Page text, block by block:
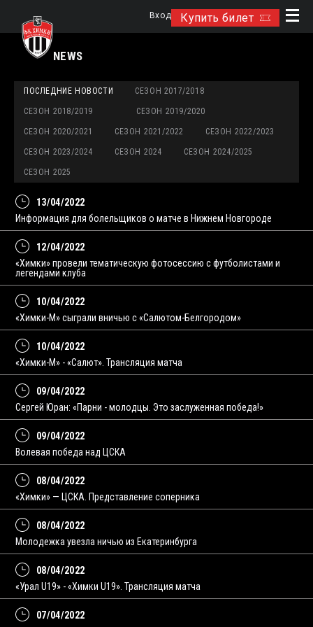
Купить билет
Вход
NEWS
ПОСЛЕДНИЕ НОВОСТИ СЕЗОН 2017/2018
СЕЗОН 2018/2019 СЕЗОН 2019/2020
СЕЗОН 2020/2021 СЕЗОН 2021/2022 СЕЗОН 2022/2023
СЕЗОН 2023/2024 СЕЗОН 2024 СЕЗОН 2024/2025
СЕЗОН 2025
13/04/2022
Информация для болельщиков о матче в Нижнем Новгороде
12/04/2022
«Химки» провели тематическую фотосессию с футболистами и
легендами клуба
10/04/2022
«Химки-М» сыграли вничью c «Салютом-Белгородом»
10/04/2022
«Химки-М» - «Салют». Трансляция матча
09/04/2022
Сергей Юран: «Парни - молодцы. Это заслуженная победа!»
09/04/2022
Волевая победа над ЦСКА
08/04/2022
«Химки» — ЦСКА. Представление соперника
08/04/2022
Молодежка увезла ничью из Екатеринбурга
08/04/2022
«Урал U19» - «Химки U19». Трансляция матча
07/04/2022